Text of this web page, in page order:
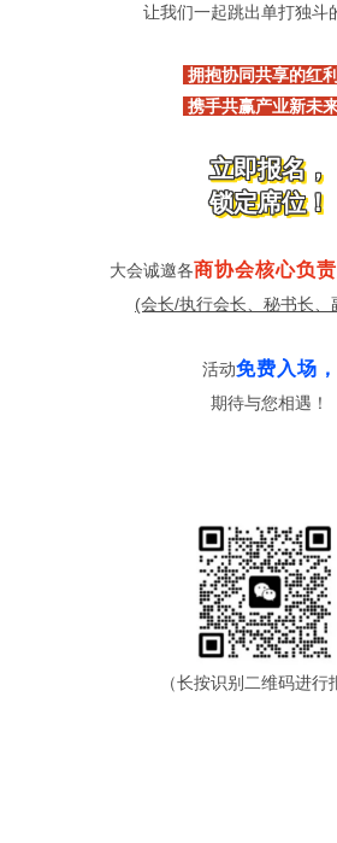
让我们一起跳出单打独斗
拥抱协同共享的红
携手共赢产业新未
立即报名，
锁定席位！
大会诚邀各商协会核心负
(会长/执行会长、 秘书长、
活动免费入场，
期待与您相遇！
（长按识别二维码进行